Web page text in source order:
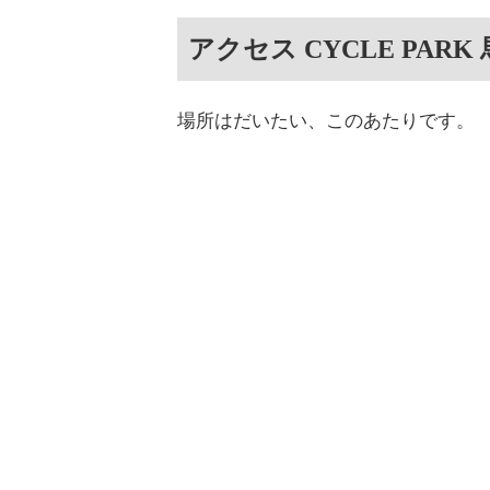
アクセス CYCLE PARK
場所はだいたい、このあたりです。